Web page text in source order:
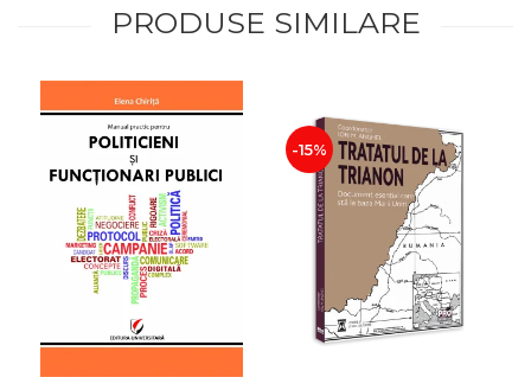
PRODUSE SIMILARE
-15%